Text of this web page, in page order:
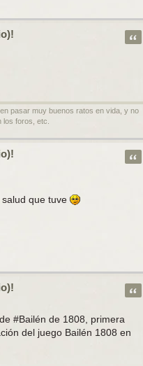
Citar
pasar muy buenos ratos en vida, y no
foros, etc.
Citar
que tuve
Citar
#Bailén de 1808, primera
del juego Bailén 1808 en